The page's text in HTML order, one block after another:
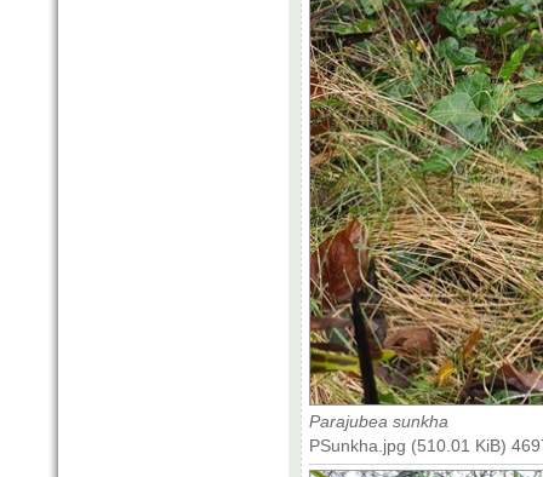
Parajubea sunkha
PSunkha.jpg (510.01 KiB)